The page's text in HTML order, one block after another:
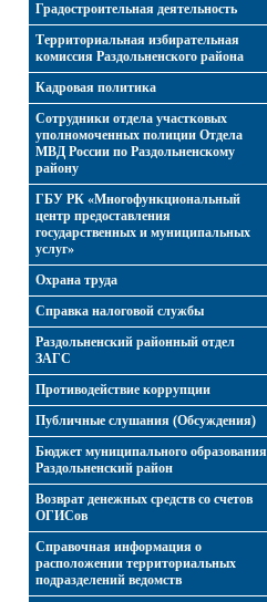
Градостроительная деятельность
Территориальная избирательная
комиссия Раздольненского района
Кадровая политика
Сотрудники отдела участковых
уполномоченных полиции Отдела
МВД России по Раздольненскому
району
ГБУ РК «Многофункциональный
центр предоставления
государственных и муниципальных
услуг»
Охрана труда
Справка налоговой службы
Раздольненский районный отдел
ЗАГС
Противодействие коррупции
Публичные слушания (Обсуждения)
Бюджет муниципального образования
Раздольненский район
Возврат денежных средств со счетов
ОГИСов
Справочная информация о
расположении территориальных
подразделений ведомств